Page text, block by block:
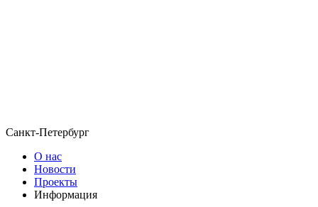
Санкт-Петербург
О нас
Новости
Проекты
Информация